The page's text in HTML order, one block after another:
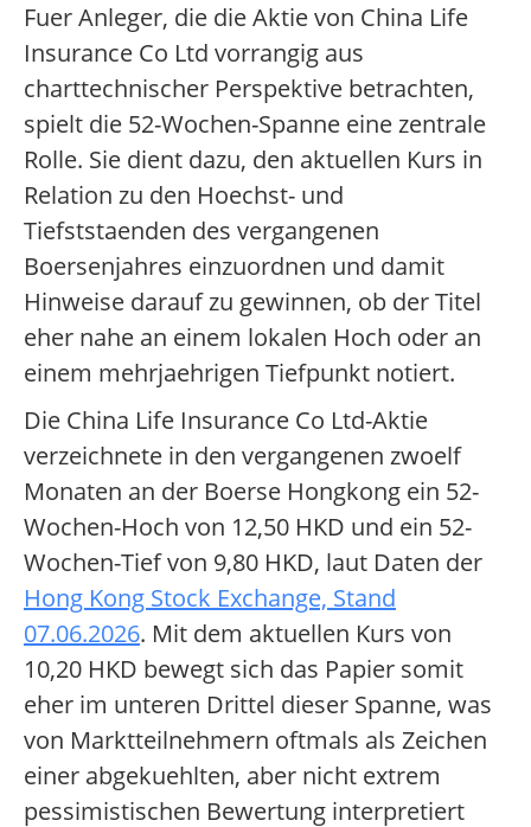
Fuer Anleger, die die Aktie von China Life
Insurance Co Ltd vorrangig aus
charttechnischer Perspektive betrachten,
spielt die 52-Wochen-Spanne eine zentrale
Rolle. Sie dient dazu, den aktuellen Kurs in
Relation zu den Hoechst- und
Tiefststaenden des vergangenen
Boersenjahres einzuordnen und damit
Hinweise darauf zu gewinnen, ob der Titel
eher nahe an einem lokalen Hoch oder an
einem mehrjaehrigen Tiefpunkt notiert.
Die China Life Insurance Co Ltd-Aktie
verzeichnete in den vergangenen zwoelf
Monaten an der Boerse Hongkong ein 52-
Wochen-Hoch von 12,50 HKD und ein 52-
Wochen-Tief von 9,80 HKD, laut Daten der
Hong Kong Stock Exchange, Stand
07.06.2026. Mit dem aktuellen Kurs von
10,20 HKD bewegt sich das Papier somit
eher im unteren Drittel dieser Spanne, was
von Marktteilnehmern oftmals als Zeichen
einer abgekuehlten, aber nicht extrem
pessimistischen Bewertung interpretiert